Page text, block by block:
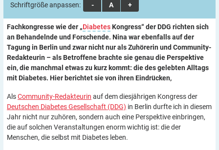
Schriftgröße anpassen:
A A A
Fachkongresse wie der „Diabetes Kongress“ der DDG richten sich
an Behandelnde und Forschende. Nina war ebenfalls auf der
Tagung in Berlin und zwar nicht nur als Zuhörerin und Community-
Redakteurin – als Betroffene brachte sie genau die Perspektive
ein, die manchmal etwas zu kurz kommt: die des gelebten Alltags
mit Diabetes. Hier berichtet sie von ihren Eindrücken,
AlsCommunity-Redakteurin auf dem diesjährigen Kongress der
Deutschen Diabetes Gesellschaft (DDG) in Berlin durfte ich in diesem
Jahr nicht nur zuhören, sondern auch eine Perspektive einbringen,
die auf solchen Veranstaltungen enorm wichtig ist: die der
Menschen, die selbst mit Diabetes leben.